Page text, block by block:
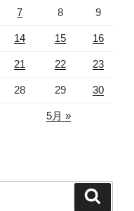
7 8 9
14 15 16
21 22 23
28 29 30
5月 »